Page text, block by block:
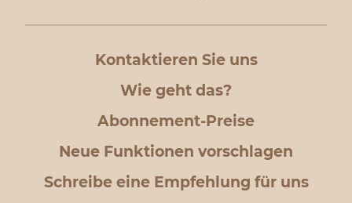
Kontaktieren Sie uns
Wie geht das?
Abonnement-Preise
Neue Funktionen vorschlagen
Schreibe eine Empfehlung für uns